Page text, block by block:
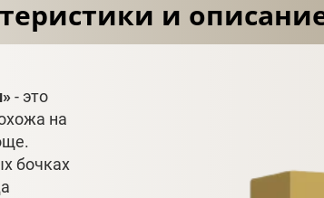
и
- это
на
бочках